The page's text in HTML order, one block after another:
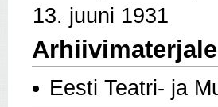
13. juuni 1931
Arhiivimaterjale
Eesti Teatri- ja